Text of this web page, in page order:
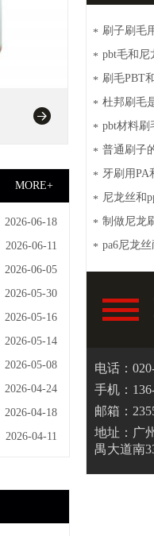
MORE+
2026-06-18
2026-06-11
2026-06-05
2026-05-30
2026-05-16
2026-05-14
2026-05-08
2026-04-24
2026-04-18
2026-04-11
* 刷子刷毛
这些【明
* pbt毛和尼
* 刷毛PBT
[明旺]
* 杜邦刷毛
你了解【
* pbt材料刷
就秒懂【
* 普通刷子
些？【明
* 牙刷用PA
价比高选
* 尼龙丝和
你【明旺
* 制做尼龙
PA6、
* pa6尼龙
点介绍【
电话：
手机：
邮箱：
地址：广
禺大道南